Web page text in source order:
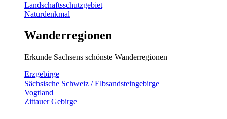
Landschaftsschutzgebiet
Naturdenkmal
Wanderregionen
Erkunde Sachsens schönste Wanderregionen
Erzgebirge
Sächsische Schweiz / Elbsandsteingebirge
Vogtland
Zittauer Gebirge